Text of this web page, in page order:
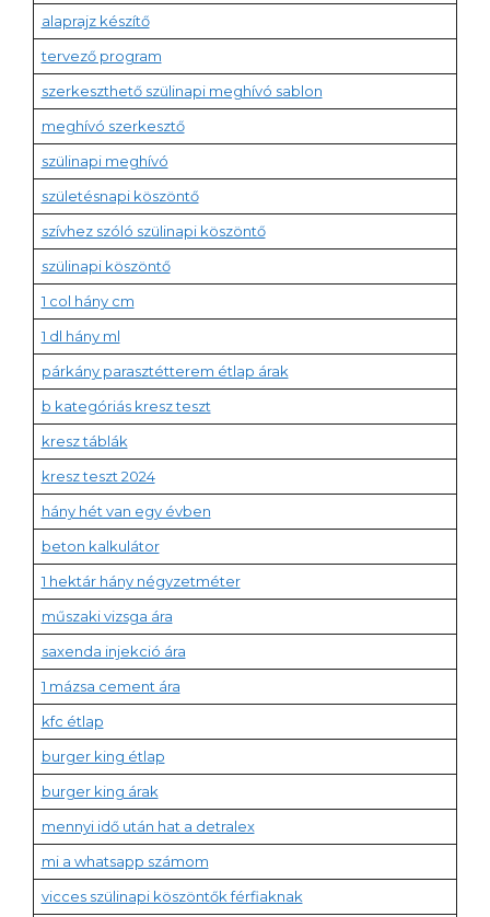
alaprajz készítő
tervező program
szerkeszthető szülinapi meghívó sablon
meghívó szerkesztő
szülinapi meghívó
születésnapi köszöntő
szívhez szóló szülinapi köszöntő
szülinapi köszöntő
1 col hány cm
1 dl hány ml
párkány parasztétterem étlap árak
b kategóriás kresz teszt
kresz táblák
kresz teszt 2024
hány hét van egy évben
beton kalkulátor
1 hektár hány négyzetméter
műszaki vizsga ára
saxenda injekció ára
1 mázsa cement ára
kfc étlap
burger king étlap
burger king árak
mennyi idő után hat a detralex
mi a whatsapp számom
vicces szülinapi köszöntők férfiaknak